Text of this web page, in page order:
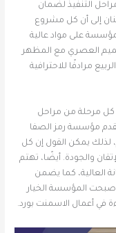
التنفيذ لضمان
إلى أن كل مشروع
على مواد عالية
العصري مع المظهر
مرادفًا للاحترافية
كل مرحلة من مراحل
تقدم مؤسسة رمز الصفا
لذلك يمكن القول إن كل
والجودة. أيضًا، تهتم
العالية، كما يضمن
أصبحت المؤسسة الخيار
في أعمال الاسمنت بورد.